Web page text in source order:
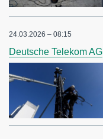
24.03.2026 – 08:15
Deutsche Telekom AG